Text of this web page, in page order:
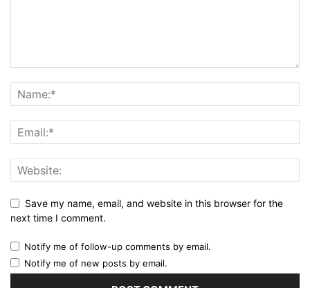
Save my name, email, and website in this browser for the
next time I comment.
Notify me of follow-up comments by email.
Notify me of new posts by email.